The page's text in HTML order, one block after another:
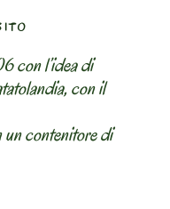
con l’idea di
con il
un contenitore di